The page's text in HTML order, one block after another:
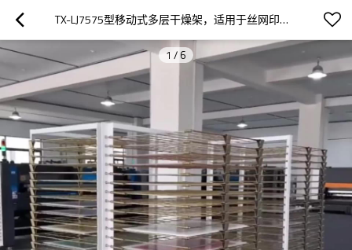
TX-LJ7575型移动式多层干燥架，适用于丝网印刷和涂层工件
1 / 6